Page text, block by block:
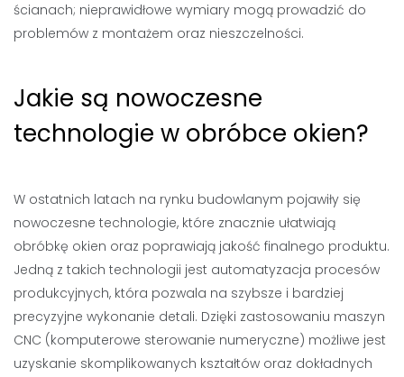
ścianach; nieprawidłowe wymiary mogą prowadzić do
problemów z montażem oraz nieszczelności.
Jakie są nowoczesne
technologie w obróbce okien?
W ostatnich latach na rynku budowlanym pojawiły się
nowoczesne technologie, które znacznie ułatwiają
obróbkę okien oraz poprawiają jakość finalnego produktu.
Jedną z takich technologii jest automatyzacja procesów
produkcyjnych, która pozwala na szybsze i bardziej
precyzyjne wykonanie detali. Dzięki zastosowaniu maszyn
CNC (komputerowe sterowanie numeryczne) możliwe jest
uzyskanie skomplikowanych kształtów oraz dokładnych